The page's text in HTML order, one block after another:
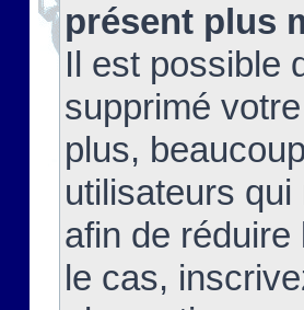
présent plus
Il est possible
supprimé
plus,
utilisateurs qui
afin de
le cas,